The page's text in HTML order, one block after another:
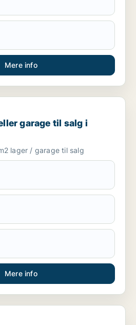
Mere info
til salg i Region Sjælland
garage til salg i
lager / garage til salg
Mere info
værksted, butik, klinik,